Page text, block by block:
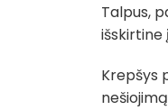
Talpus,
išskirtine
Krepšys